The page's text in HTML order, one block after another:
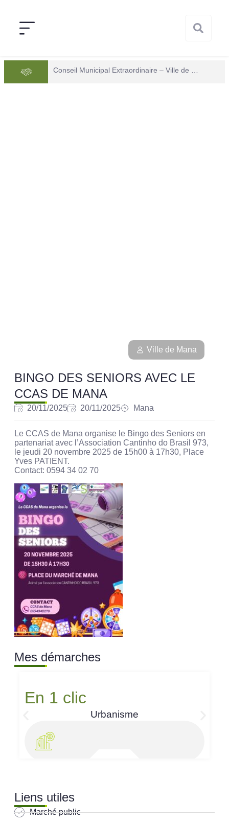
Ville de Mana
BINGO DES SENIORS AVEC LE
CCAS DE MANA
20/11/2025 20/11/2025 Mana
Le CCAS de Mana organise le Bingo des Seniors en
partenariat avec l’Association Cantinho do Brasil 973,
le jeudi 20 novembre 2025 de 15h00 à 17h30, Place
Yves PATIENT.
Contact: 0594 34 02 70
Mes démarches
En 1 clic
Urbanisme
Liens utiles
Marché public